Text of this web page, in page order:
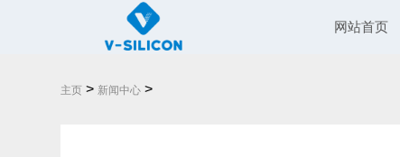
网站首页
主页 > 新闻中心 >